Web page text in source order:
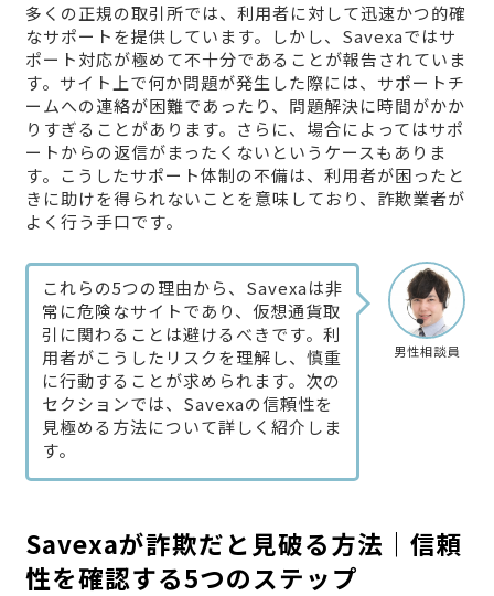
多くの正規の取引所では、利用者に対して迅速かつ的確
なサポートを提供しています。しかし、Savexaではサ
ポート対応が極めて不十分であることが報告されていま
す。サイト上で何か問題が発生した際には、サポートチ
ームへの連絡が困難であったり、問題解決に時間がかか
りすぎることがあります。さらに、場合によってはサポ
ートからの返信がまったくないというケースもありま
す。こうしたサポート体制の不備は、利用者が困ったと
きに助けを得られないことを意味しており、詐欺業者が
よく行う手口です。
男性相談員
これらの5つの理由から、Savexaは非
常に危険なサイトであり、仮想通貨取
引に関わることは避けるべきです。利
用者がこうしたリスクを理解し、慎重
に行動することが求められます。次の
セクションでは、Savexaの信頼性を
見極める方法について詳しく紹介しま
す。
Savexaが詐欺だと見破る方法｜信頼
性を確認する5つのステップ